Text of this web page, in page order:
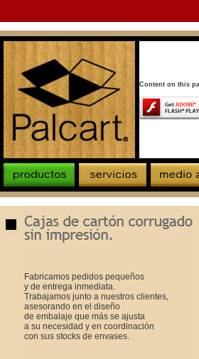
Content on this
Fabricamos pedidos pequeños
y de entrega inmediata.
Trabajamos junto a nuestros clientes,
asesorando en el diseño
de embalaje que más se ajusta
a su necesidad y en coordinación
con sus stocks de envases.